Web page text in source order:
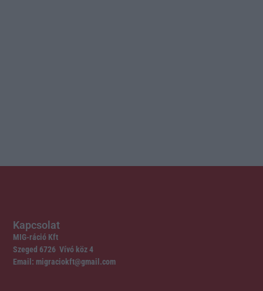
Kapcsolat
MIG-ráció Kft
Szeged 6726 Vívó köz 4
Email: migraciokft@gmail.com